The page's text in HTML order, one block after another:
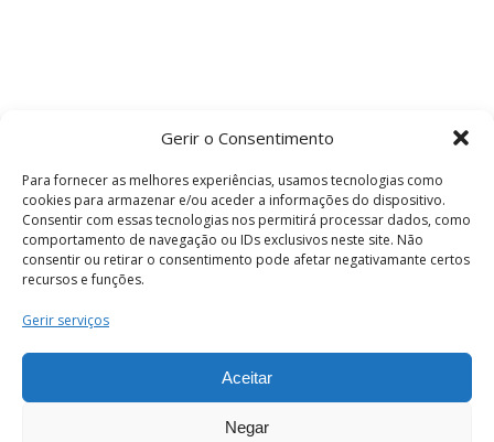
Gerir o Consentimento
Para fornecer as melhores experiências, usamos tecnologias como
cookies para armazenar e/ou aceder a informações do dispositivo.
Consentir com essas tecnologias nos permitirá processar dados, como
comportamento de navegação ou IDs exclusivos neste site. Não
consentir ou retirar o consentimento pode afetar negativamante certos
recursos e funções.
Gerir serviços
Aceitar
Negar
Termos e Condições
os direitos reservados.